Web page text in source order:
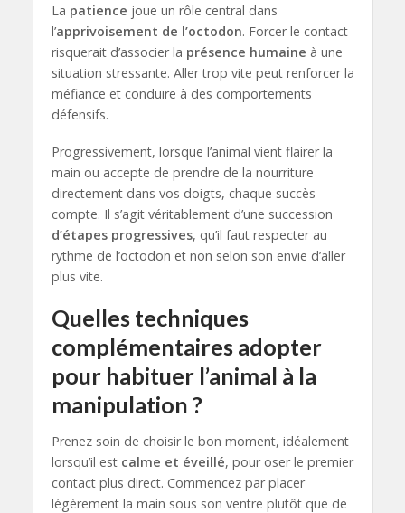
La patience joue un rôle central dans
l’apprivoisement de l’octodon. Forcer le contact
risquerait d’associer la présence humaine à une
situation stressante. Aller trop vite peut renforcer la
méfiance et conduire à des comportements
défensifs.
Progressivement, lorsque l’animal vient flairer la
main ou accepte de prendre de la nourriture
directement dans vos doigts, chaque succès
compte. Il s’agit véritablement d’une succession
d’étapes progressives, qu’il faut respecter au
rythme de l’octodon et non selon son envie d’aller
plus vite.
Quelles techniques
complémentaires adopter
pour habituer l’animal à la
manipulation ?
Prenez soin de choisir le bon moment, idéalement
lorsqu’il est calme et éveillé, pour oser le premier
contact plus direct. Commencez par placer
légèrement la main sous son ventre plutôt que de